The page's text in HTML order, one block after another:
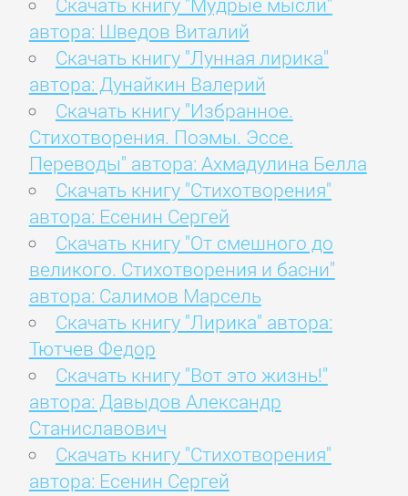
автора: Шведов Виталий
Скачать книгу "Лунная лирика"
автора: Дунайкин Валерий
Скачать книгу "Избранное.
Стихотворения. Поэмы. Эссе.
Переводы" автора: Ахмадулина Белла
Скачать книгу "Стихотворения"
автора: Есенин Сергей
Скачать книгу "От смешного до
великого. Стихотворения и басни"
автора: Салимов Марсель
Скачать книгу "Лирика" автора:
Тютчев Федор
Скачать книгу "Вот это жизнь!"
автора: Давыдов Александр
Станиславович
Скачать книгу "Стихотворения"
автора: Есенин Сергей